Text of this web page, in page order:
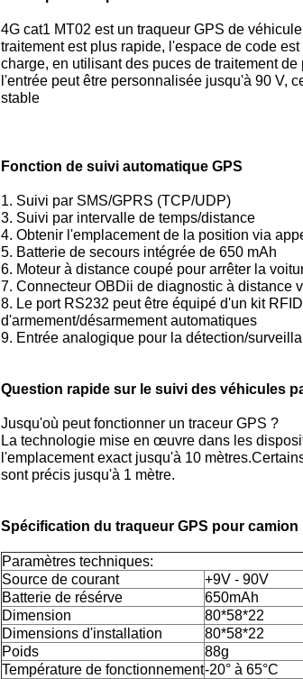
4G cat1 MT02 est un traqueur GPS de
traitement est plus rapide, l'espace de code
charge, en utilisant des puces de traitement
l'entrée peut être personnalisée jusqu'à 90 V,
stable
Fonction de suivi automatique GPS
1. Suivi par SMS/GPRS (TCP/UDP)
3. Suivi par intervalle de temps/distance
4. Obtenir l'emplacement de la position via
5. Batterie de secours intégrée de 650 mAh
6. Moteur à distance coupé pour arrêter la
7. Connecteur OBDii de diagnostic à distance
8. Le port RS232 peut être équipé d'un kit
d'armement/désarmement automatiques
9. Entrée analogique pour la détection/
Question rapide sur le suivi des véhicules
Jusqu'où peut fonctionner un traceur GPS ?
La technologie mise en œuvre dans les
l'emplacement exact jusqu'à 10
sont précis jusqu'à 1 mètre.
Spécification du traqueur GPS pour camion
Paramètres techniques:
Source de courant
+9V - 90V
Batterie de résérve
650mAh
Dimension
80*58*22
Dimensions d'installation
80*58*22
Poids
88g
Température de fonctionnement-20° à 65°C